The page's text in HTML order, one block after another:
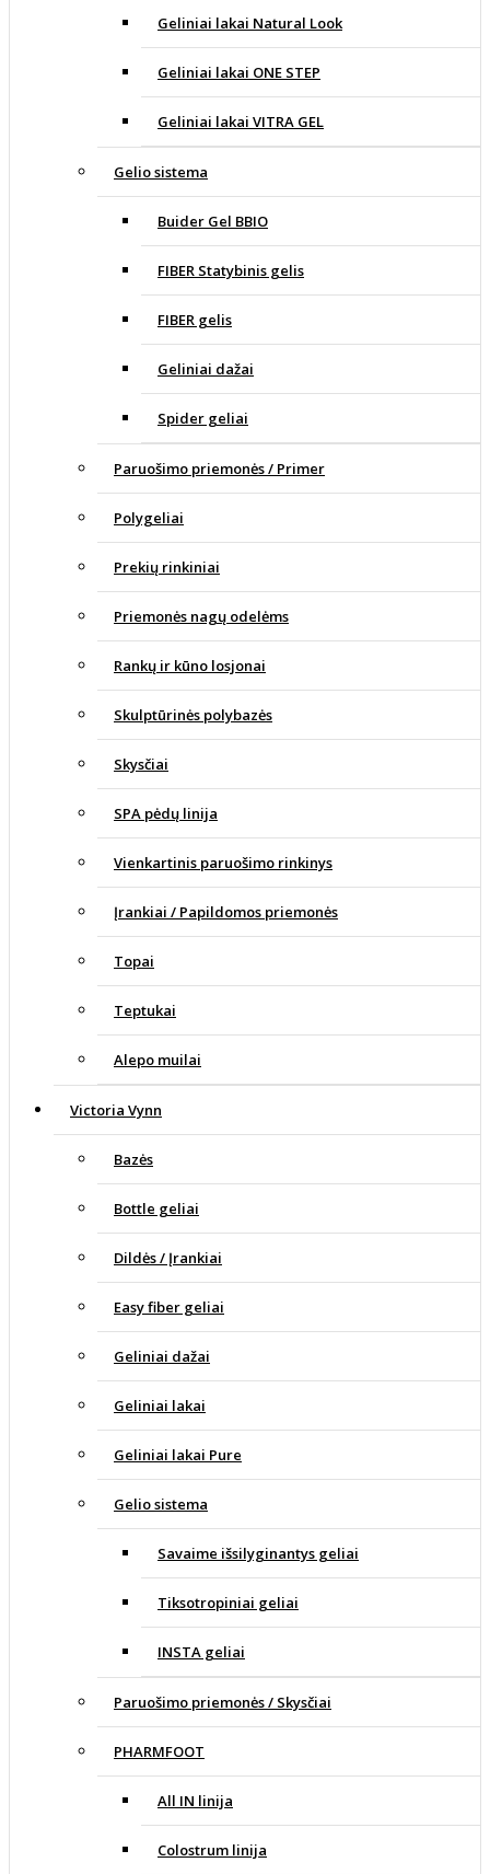
Geliniai lakai Natural Look
Geliniai lakai ONE STEP
Geliniai lakai VITRA GEL
Gelio sistema
Buider Gel BBIO
FIBER Statybinis gelis
FIBER gelis
Geliniai dažai
Spider geliai
Paruošimo priemonės / Primer
Polygeliai
Prekių rinkiniai
Priemonės nagų odelėms
Rankų ir kūno losjonai
Skulptūrinės polybazės
Skysčiai
SPA pėdų linija
Vienkartinis paruošimo rinkinys
Įrankiai / Papildomos priemonės
Topai
Teptukai
Alepo muilai
Victoria Vynn
Bazės
Bottle geliai
Dildės / Įrankiai
Easy fiber geliai
Geliniai dažai
Geliniai lakai
Geliniai lakai Pure
Gelio sistema
Savaime išsilyginantys geliai
Tiksotropiniai geliai
INSTA geliai
Paruošimo priemonės / Skysčiai
PHARMFOOT
All IN linija
Colostrum linija